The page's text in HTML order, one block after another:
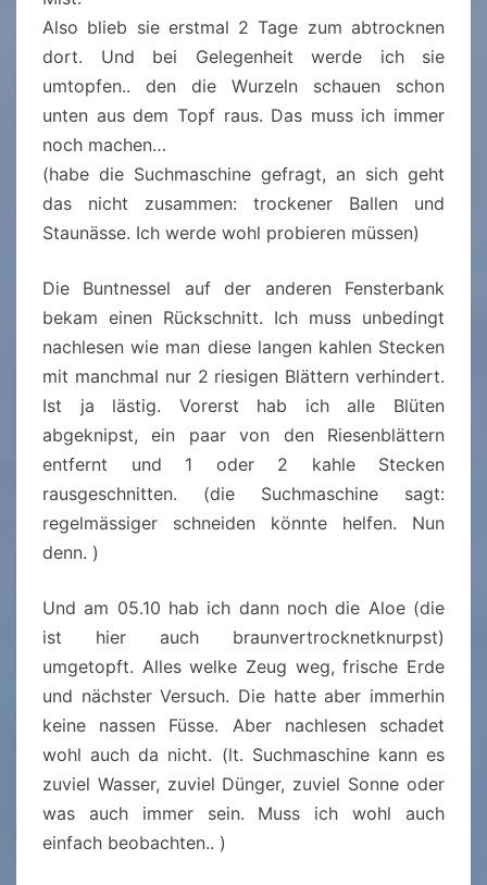
Also blieb sie erstmal 2 Tage zum abtrocknen
dort. Und bei Gelegenheit werde ich sie
umtopfen.. den die Wurzeln schauen schon
unten aus dem Topf raus. Das muss ich immer
noch machen…
(habe die Suchmaschine gefragt, an sich geht
das nicht zusammen: trockener Ballen und
Staunässe. Ich werde wohl probieren müssen)
Die Buntnessel auf der anderen Fensterbank
bekam einen Rückschnitt. Ich muss unbedingt
nachlesen wie man diese langen kahlen Stecken
mit manchmal nur 2 riesigen Blättern verhindert.
Ist ja lästig. Vorerst hab ich alle Blüten
abgeknipst, ein paar von den Riesenblättern
entfernt und 1 oder 2 kahle Stecken
rausgeschnitten. (die Suchmaschine sagt:
regelmässiger schneiden könnte helfen. Nun
denn. )
Und am 05.10 hab ich dann noch die Aloe (die
ist hier auch braunvertrocknetknurpst)
umgetopft. Alles welke Zeug weg, frische Erde
und nächster Versuch. Die hatte aber immerhin
keine nassen Füsse. Aber nachlesen schadet
wohl auch da nicht. (lt. Suchmaschine kann es
zuviel Wasser, zuviel Dünger, zuviel Sonne oder
was auch immer sein. Muss ich wohl auch
einfach beobachten.. )